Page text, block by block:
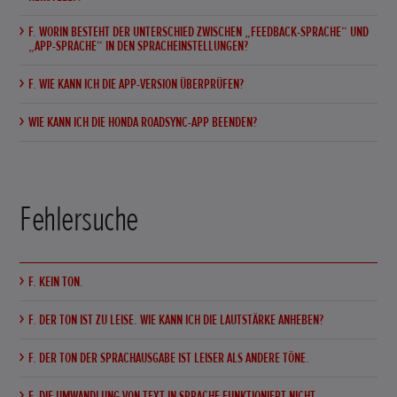
F. WORIN BESTEHT DER UNTERSCHIED ZWISCHEN „FEEDBACK-SPRACHE“ UND
„APP-SPRACHE“ IN DEN SPRACHEINSTELLUNGEN?
F. WIE KANN ICH DIE APP-VERSION ÜBERPRÜFEN?
WIE KANN ICH DIE HONDA ROADSYNC-APP BEENDEN?
Fehlersuche
F. KEIN TON.
F. DER TON IST ZU LEISE. WIE KANN ICH DIE LAUTSTÄRKE ANHEBEN?
F. DER TON DER SPRACHAUSGABE IST LEISER ALS ANDERE TÖNE.